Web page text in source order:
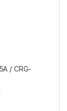
/ CRG-